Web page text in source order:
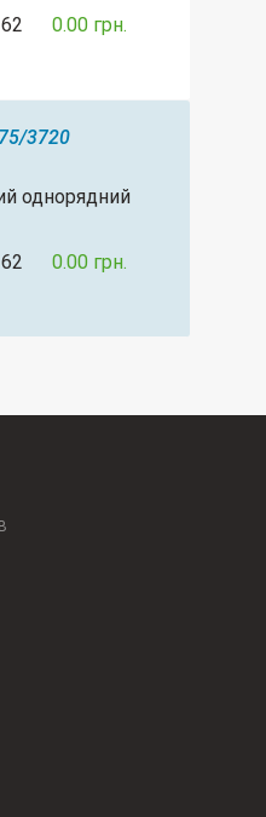
0.00 грн.
3720
однорядний
0.00 грн.